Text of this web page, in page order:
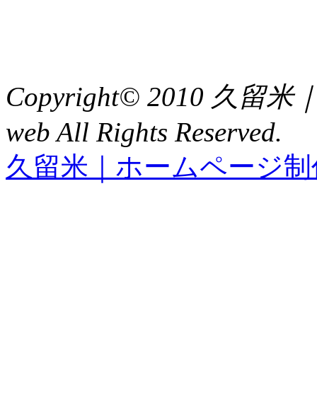
Copyright© 2010 久留米
web All Rights Reserved.
久留米｜ホームページ